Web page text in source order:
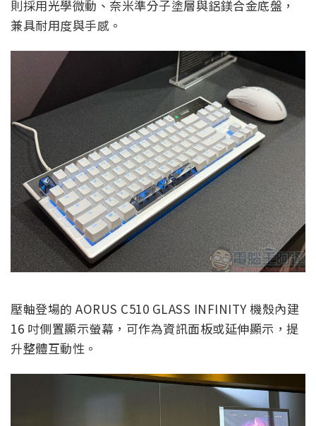
則採用光學微動、奈米準分子塗層與鋁鎂合金底盤，
兼具耐用度與手感。
壓軸登場的 AORUS C510 GLASS INFINITY 機殼內建
16 吋側置顯示螢幕，可作為資訊面板或延伸顯示，提
升整體互動性。